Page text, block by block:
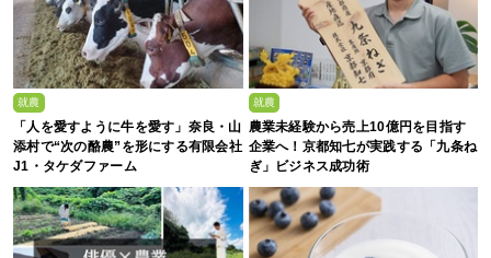
就農
「人を愛すように牛を愛す」奈良・山
添村で“次の酪農”を形にする有限会社
J1・タケダファーム
就農
農業未経験から売上10億円を目指す
企業へ！京都知七が実践する「九条ね
ぎ」ビジネス成功術